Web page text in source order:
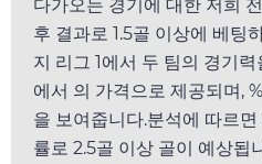
다가오는 경기에 대한 저희
후 결과로 1.5골 이상에 베팅
지 리그 1에서 두 팀의 경기
에서 의 가격으로 제공되며,
을 보여줍니다.분석에 따르면
률로 2.5골 이상 골이 예상됩